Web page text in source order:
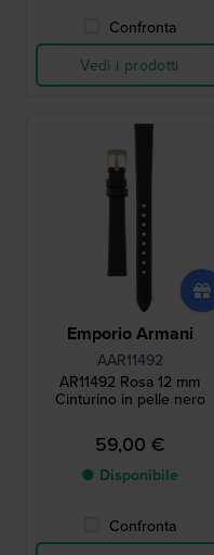
Confronta
Vedi i prodotti
Emporio Armani
AAR11492
AR11492 Rosa 12 mm
Cinturino in pelle nero
59,00 €
● Disponibile
Confronta